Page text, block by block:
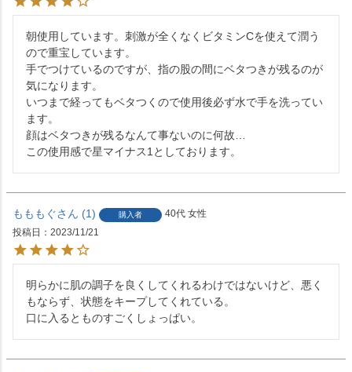
朝使用しています。刺激が全くなくビタミンCを使えて潤う
ので重宝しています。
手でつけているのですが、指の股の間にベタつきが残るのが
気になります。
いつまで経ってもベタつくので使用後必ず水で手を洗ってい
ます。
顔はベタつきが残るなんて事ないのに何故…
この使用感で星マイナス1としております。
もももぐ 1 購入者 40代 女性
投稿日
2023/11/21
明らかに肌の調子を良くしてくれるわけではないけど、悪く
もならず、状態をキープしてくれている。
口に入るとものすごくしょっぱい。